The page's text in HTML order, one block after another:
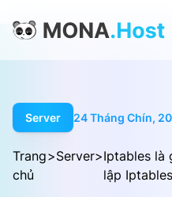
Server 24 Tháng Chín,
Trang
chủ
>Server>Iptables là
lập